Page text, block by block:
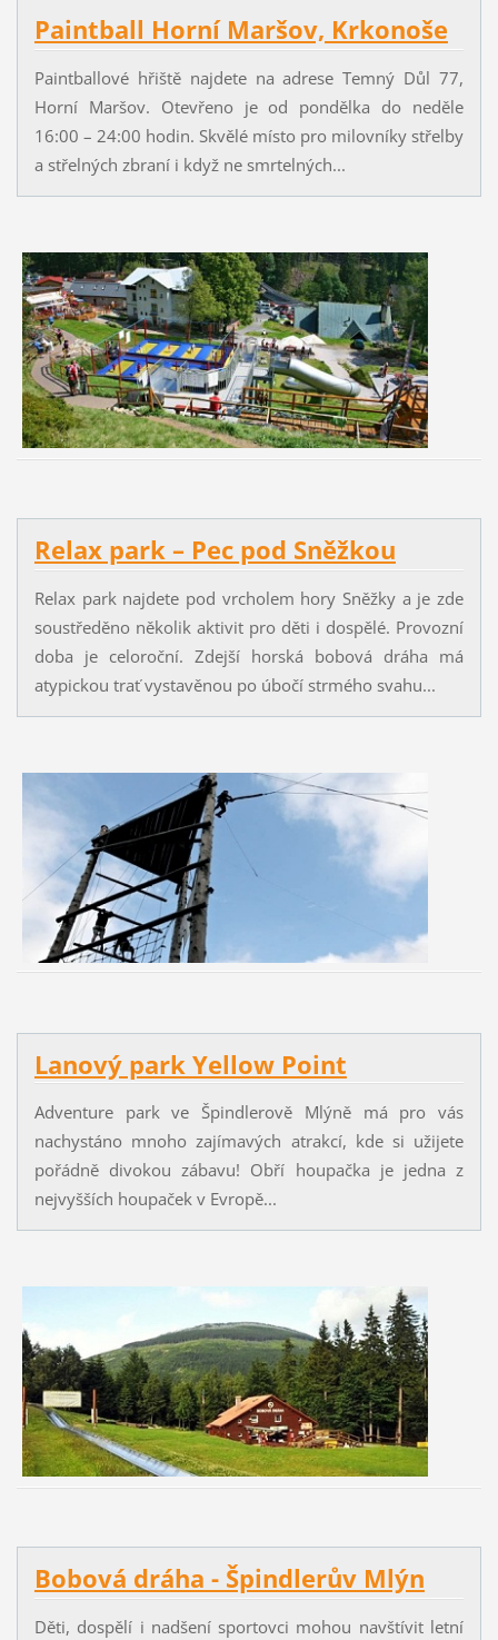
Paintball Horní Maršov, Krkonoše
Paintballové hřiště najdete na adrese Temný Důl 77,
Horní Maršov. Otevřeno je od pondělka do neděle
16:00 – 24:00 hodin. Skvělé místo pro milovníky střelby
a střelných zbraní i když ne smrtelných...
Relax park – Pec pod Sněžkou
Relax park najdete pod vrcholem hory Sněžky a je zde
soustředěno několik aktivit pro děti i dospělé. Provozní
doba je celoroční. Zdejší horská bobová dráha má
atypickou trať vystavěnou po úbočí strmého svahu...
Lanový park Yellow Point
Adventure park ve Špindlerově Mlýně má pro vás
nachystáno mnoho zajímavých atrakcí, kde si užijete
pořádně divokou zábavu! Obří houpačka je jedna z
nejvyšších houpaček v Evropě...
Bobová dráha - Špindlerův Mlýn
Děti, dospělí i nadšení sportovci mohou navštívit letní